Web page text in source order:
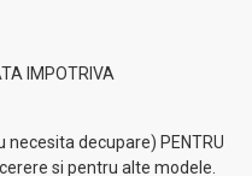
IMPOTRIVA
necesita decupare) PENTRU
si pentru alte modele.